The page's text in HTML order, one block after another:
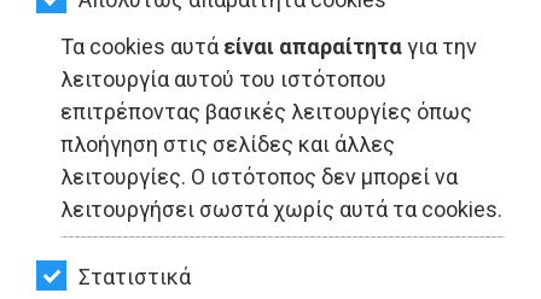
Τα cookies αυτά είναι απαραίτηταγια την
λειτουργία αυτού του ιστότοπου
επιτρέποντας βασικές λειτουργίες όπως
πλοήγηση στις σελίδες και άλλες
λειτουργίες. Ο ιστότοπος δεν μπορεί να
λειτουργήσει σωστά χωρίς αυτά τα cookies.
Στατιστικά
ΑΘΛΗΤΙΣΜΟΣ
ΠΟΛΙΤΙΣΜΟΣ
ΣΠΙΤΙ-
ΚΗΠΟΣ
ΥΓΕΙΑ
LIFESTYLE
LIFESTYLE - Ελλάδα